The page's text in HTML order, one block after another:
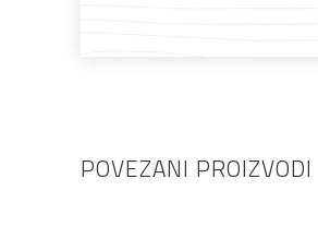
POVEZANI PROIZVODI